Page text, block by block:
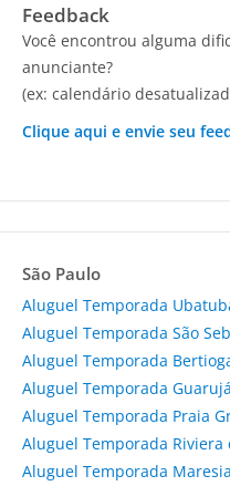
Feedback
Você encontrou alguma
anunciante?
(ex: calendário
Clique aqui e envie seu
São Paulo
Aluguel Temporada
Aluguel Temporada São
Aluguel Temporada
Aluguel Temporada Guarujá
Aluguel Temporada Praia
Aluguel Temporada Riviera
Aluguel Temporada